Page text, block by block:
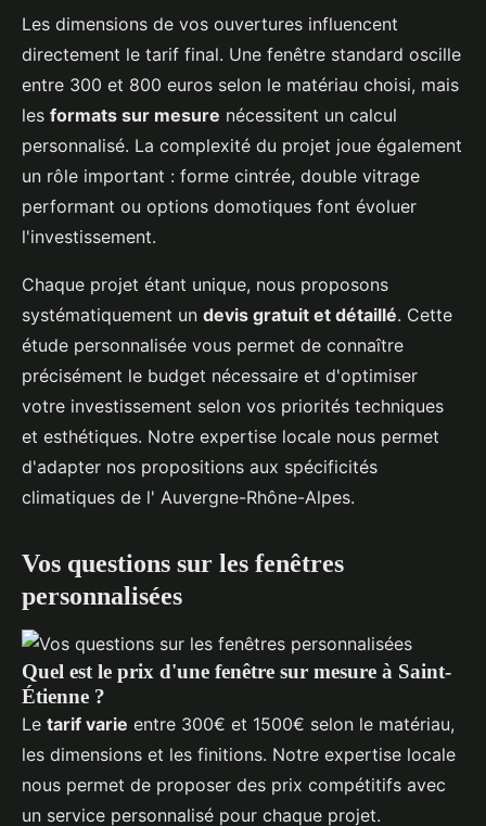
Les dimensions de vos ouvertures influencent
directement le tarif final. Une fenêtre standard oscille
entre 300 et 800 euros selon le matériau choisi, mais
les formats sur mesure nécessitent un calcul
personnalisé. La complexité du projet joue également
un rôle important : forme cintrée, double vitrage
performant ou options domotiques font évoluer
l'investissement.
Chaque projet étant unique, nous proposons
systématiquement un devis gratuit et détaillé. Cette
étude personnalisée vous permet de connaître
précisément le budget nécessaire et d'optimiser
votre investissement selon vos priorités techniques
et esthétiques. Notre expertise locale nous permet
d'adapter nos propositions aux spécificités
climatiques de l' Auvergne-Rhône-Alpes.
Vos questions sur les fenêtres
personnalisées
Quel est le prix d'une fenêtre sur mesure à Saint-
Étienne ?
Le tarif varie entre 300€ et 1500€ selon le matériau,
les dimensions et les finitions. Notre expertise locale
nous permet de proposer des prix compétitifs avec
un service personnalisé pour chaque projet.